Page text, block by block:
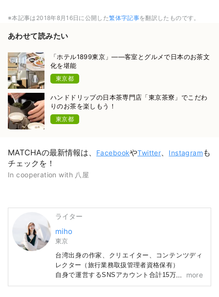
※本記事は2018年8月16日に公開した繁体字記事を翻訳したものです。
あわせて読みたい
「ホテル1899東京」——客室とグルメで日本のお茶文
化を堪能
東京都
ハンドドリップの日本茶専門店「東京茶寮」でこだわ
りのお茶を楽しもう！
東京都
MATCHAの最新情報は、 FacebookやTwitter、 Instagram も
チェックを！
In cooperation with 八屋
ライター
miho
東京
台湾出身の作家、クリエイター、コンテンツディ
レクター（旅行業務取扱管理者資格保有）
自身で運営するSNSアカウント合計15万人のファ
ン数を誇る。
more